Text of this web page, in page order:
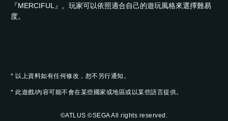
『MERCIFUL』。玩家可以依照適合自己的遊玩風格來選擇難易
度。
* 以上資料如有任何修改，恕不另行通知。
* 此遊戲/內容可能不會在某些國家或地區或以某些語言提供。
©ATLUS ©SEGA All rights reserved.